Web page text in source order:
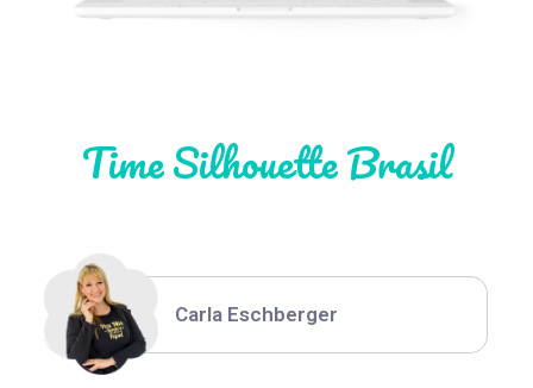
Time Silhouette Brasil
Thiara Ney
Carla Eschberger